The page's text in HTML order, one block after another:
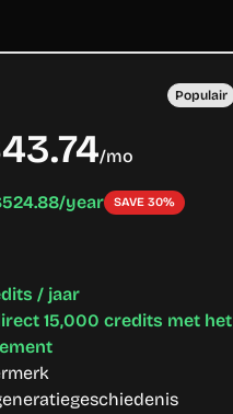
Populair
/mo
year SAVE 30%
/ jaar
15,000 credits met het